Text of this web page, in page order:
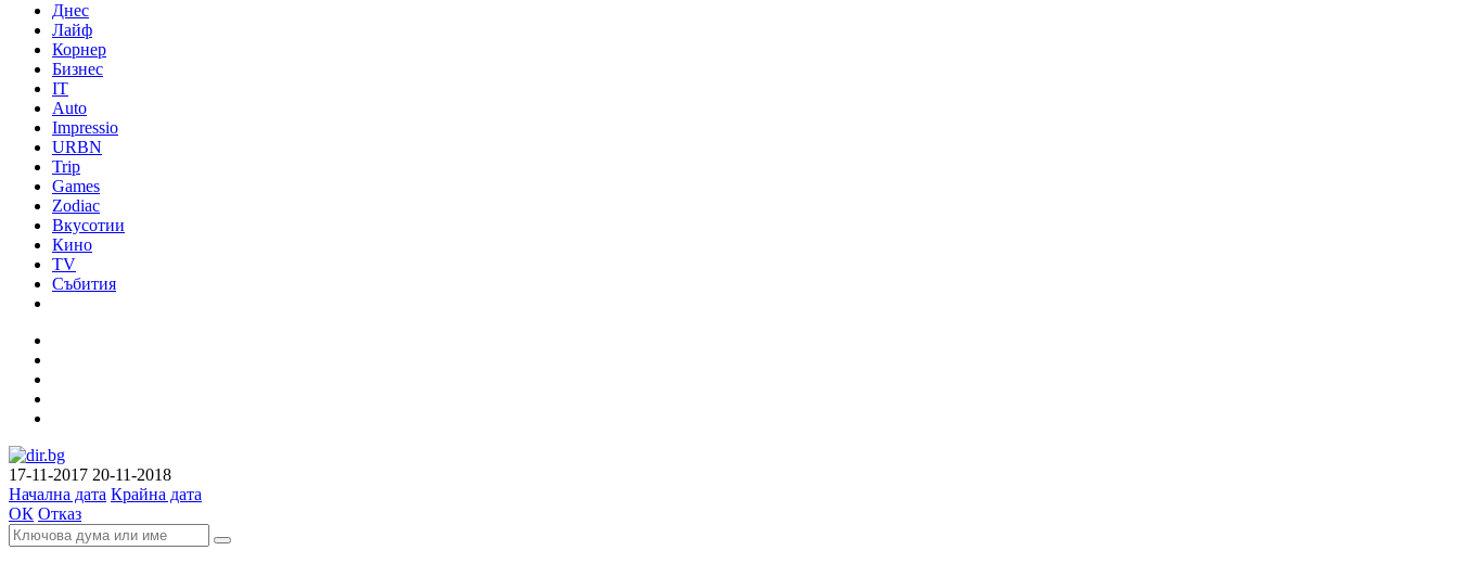
Днес
Лайф
Корнер
Бизнес
IT
Auto
Impressio
URBN
Trip
Games
Zodiac
Вкусотии
Кино
TV
Събития
17-11-2017 20-11-2018
Начална дата Крайна дата
ОК Отказ